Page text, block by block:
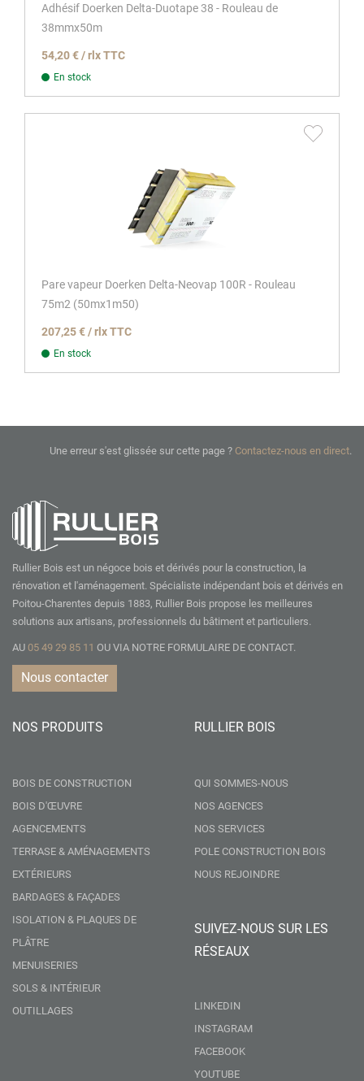
Adhésif Doerken Delta-Duotape 38 - Rouleau de
38mmx50m
54,20 € / rlx TTC
En stock
Pare vapeur Doerken Delta-Neovap 100R - Rouleau
75m2 (50mx1m50)
207,25 € / rlx TTC
En stock
Une erreur s'est glissée sur cette page ? Contactez-nous en direct.
Rullier Bois est un négoce bois et dérivés pour la construction, la
rénovation et l'aménagement. Spécialiste indépendant bois et dérivés en
Poitou-Charentes depuis 1883, Rullier Bois propose les meilleures
solutions aux artisans, professionnels du bâtiment et particuliers.
AU 05 49 29 85 11 OU VIA NOTRE FORMULAIRE DE CONTACT.
Nous contacter
NOS PRODUITS
BOIS DE CONSTRUCTION
BOIS D'ŒUVRE
AGENCEMENTS
TERRASE & AMÉNAGEMENTS
EXTÉRIEURS
BARDAGES & FAÇADES
ISOLATION & PLAQUES DE
PLÂTRE
MENUISERIES
SOLS & INTÉRIEUR
OUTILLAGES
RULLIER BOIS
QUI SOMMES-NOUS
NOS AGENCES
NOS SERVICES
POLE CONSTRUCTION BOIS
NOUS REJOINDRE
SUIVEZ-NOUS SUR LES
RÉSEAUX
LINKEDIN
INSTAGRAM
FACEBOOK
YOUTUBE